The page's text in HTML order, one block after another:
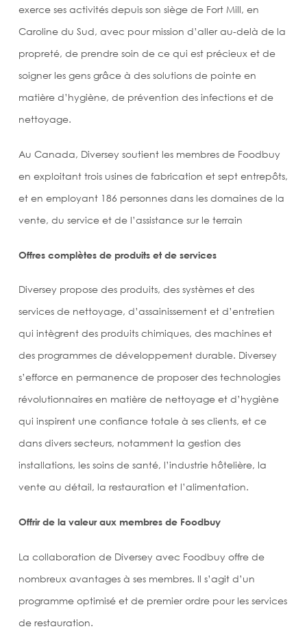
exerce ses activités depuis son siège de Fort Mill, en
Caroline du Sud, avec pour mission d’aller au-delà de la
propreté, de prendre soin de ce qui est précieux et de
soigner les gens grâce à des solutions de pointe en
matière d’hygiène, de prévention des infections et de
nettoyage.
Au Canada, Diversey soutient les membres de Foodbuy
en exploitant trois usines de fabrication et sept entrepôts,
et en employant 186 personnes dans les domaines de la
vente, du service et de l’assistance sur le terrain
Offres complètes de produits et de services
Diversey propose des produits, des systèmes et des
services de nettoyage, d’assainissement et d’entretien
qui intègrent des produits chimiques, des machines et
des programmes de développement durable. Diversey
s’efforce en permanence de proposer des technologies
révolutionnaires en matière de nettoyage et d’hygiène
qui inspirent une confiance totale à ses clients, et ce
dans divers secteurs, notamment la gestion des
installations, les soins de santé, l’industrie hôtelière, la
vente au détail, la restauration et l’alimentation.
Offrir de la valeur aux membres de Foodbuy
La collaboration de Diversey avec Foodbuy offre de
nombreux avantages à ses membres. Il s’agit d’un
programme optimisé et de premier ordre pour les services
de restauration.